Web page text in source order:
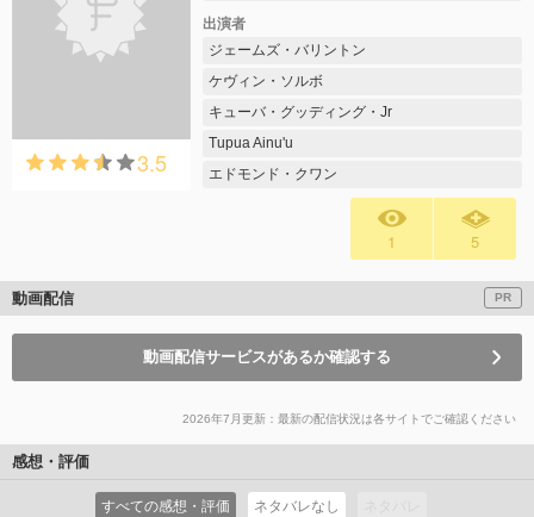
3.5
出演者
ジェームズ・バリントン
ケヴィン・ソルボ
キューバ・グッディング・Jr
Tupua Ainu'u
エドモンド・クワン
1 5
動画配信 PR
動画配信サービスがあるか確認する
2026年7月更新：最新の配信状況は各サイトでご確認ください
感想・評価
すべての感想・評価 ネタバレなし